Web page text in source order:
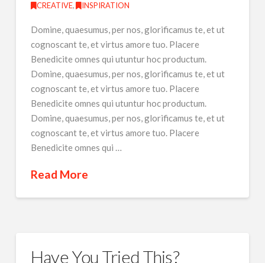
CREATIVE, INSPIRATION
Domine, quaesumus, per nos, glorificamus te, et ut
cognoscant te, et virtus amore tuo. Placere
Benedicite omnes qui utuntur hoc productum.
Domine, quaesumus, per nos, glorificamus te, et ut
cognoscant te, et virtus amore tuo. Placere
Benedicite omnes qui utuntur hoc productum.
Domine, quaesumus, per nos, glorificamus te, et ut
cognoscant te, et virtus amore tuo. Placere
Benedicite omnes qui …
Read More
Have You Tried This?